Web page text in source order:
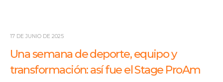
17 DE JUNIO DE 2025
Una semana de deporte, equipo y
transformación: así fue el Stage ProAm